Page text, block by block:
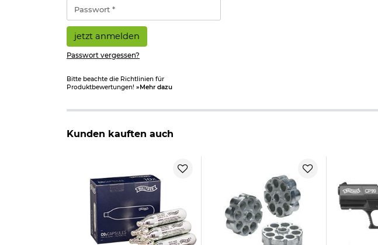
jetzt anmelden
Passwort vergessen?
Bitte beachte die Richtlinien für
Produktbewertungen! »Mehr dazu
Kunden kauften auch